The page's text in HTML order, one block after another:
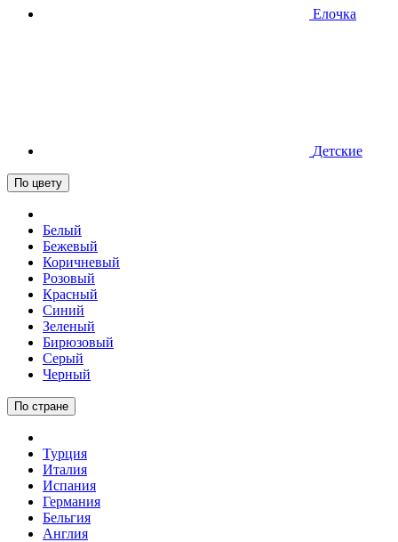
Елочка
Детские
По цвету
Белый
Бежевый
Коричневый
Розовый
Красный
Синий
Зеленый
Бирюзовый
Серый
Черный
По стране
Турция
Италия
Испания
Германия
Бельгия
Англия